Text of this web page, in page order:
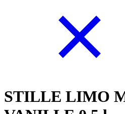
STILLE LIMO